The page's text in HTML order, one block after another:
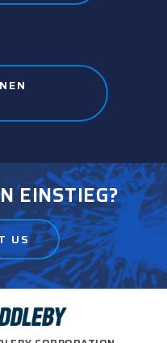
EINSTIEG?
US